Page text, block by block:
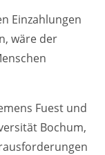
Einzahlungen
wäre der
Fuest und
Bochum,